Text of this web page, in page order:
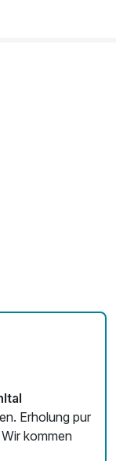
Erholung pur
kommen